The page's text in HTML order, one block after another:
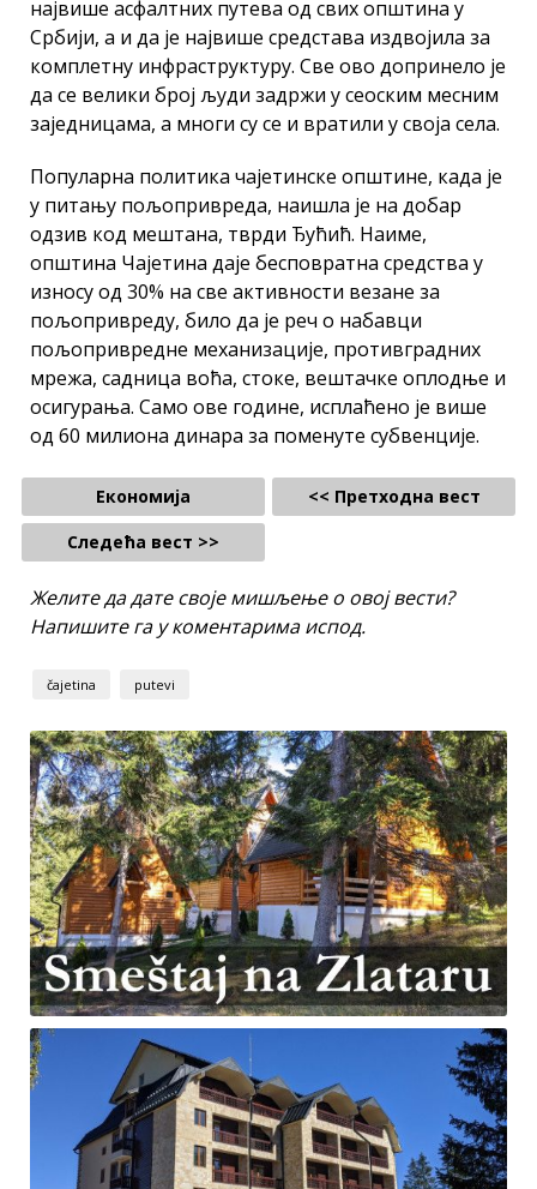
највише асфалтних путева од свих општина у
Србији, а и да је највише средстава издвојила за
комплетну инфраструктуру. Све ово допринело је
да се велики број људи задржи у сеоским месним
заједницама, а многи су се и вратили у своја села.
Популарна политика чајетинске општине, када је
у питању пољопривреда, наишла је на добар
одзив код мештана, тврди Ђућић. Наиме,
општина Чајетина даје бесповратна средства у
износу од 30% на све активности везане за
пољопривреду, било да је реч о набавци
пољопривредне механизације, противградних
мрежа, садница воћа, стоке, вештачке оплодње и
осигурања. Само ове године, исплаћено је више
од 60 милиона динара за поменуте субвенције.
Економија
<< Претходна вест
Следећа вест >>
Желите да дате своје мишљење о овој вести?
Напишите га у коментарима испод.
čajetina putevi